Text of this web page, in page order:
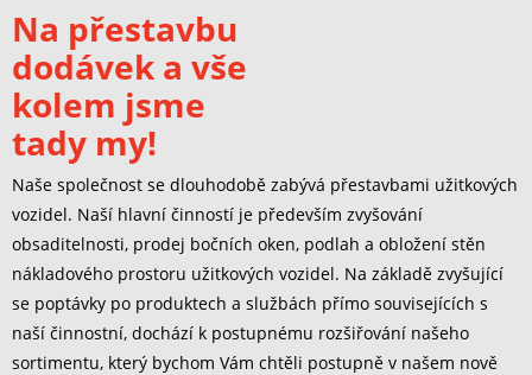
Na přestavbu
dodávek a vše
kolem jsme
tady my!
Naše společnost se dlouhodobě zabývá přestavbami užitkových
vozidel. Naší hlavní činností je především zvyšování
obsaditelnosti, prodej bočních oken, podlah a obložení stěn
nákladového prostoru užitkových vozidel. Na základě zvyšující
se poptávky po produktech a službách přímo souvisejících s
naší činnostní, dochází k postupnému rozšiřování našeho
sortimentu, který bychom Vám chtěli postupně v našem nově